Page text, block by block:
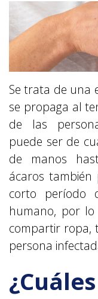
Se trata de una
se propaga al
de las
puede ser de
de manos
ácaros
corto período
humano, por lo
compartir ropa,
persona